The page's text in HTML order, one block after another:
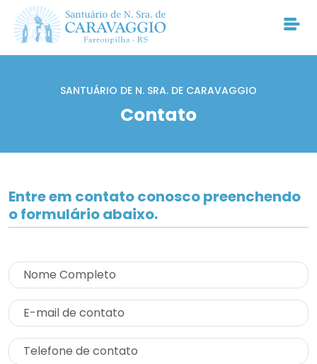
SANTUÁRIO DE N. SRA. DE CARAVAGGIO
Contato
Entre em contato conosco preenchendo
o formulário abaixo.